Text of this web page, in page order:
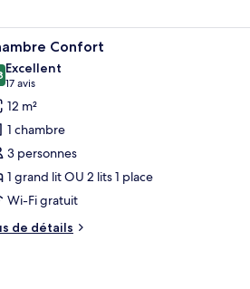
une télévision et une fenêtre avec des
:
Une chambre
5 Confort
sur 10
Excellent
17 avis
(17 avis)
12 m²
1 chambre
3 personnes
1 grand lit OU 2 lits 1 place
Wi-Fi gratuit
de détails